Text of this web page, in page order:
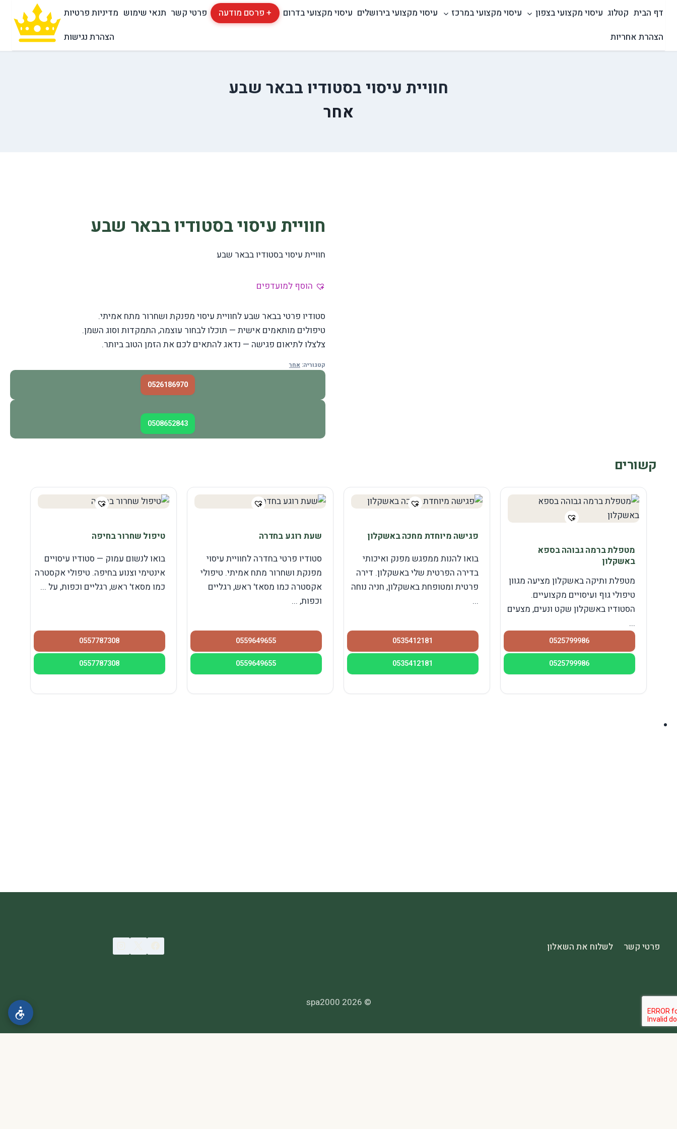
content
דף הבית קטלוג עיסוי מקצועי בצפון עיסוי מקצועי במרכז עיסוי מקצועי בירושלים עיסוי מקצועי בדרום + פרסם מודעה פרטי קשר תנאי שימוש מדיניות פרטיות
הצהרת אחריות
הצהרת נגישות
חוויית עיסוי בסטודיו בבאר שבע
אחר
חוויית עיסוי בסטודיו בבאר שבע
חוויית עיסוי בסטודיו בבאר שבע
הוסף למועדפים
סטודיו פרטי בבאר שבע לחוויית עיסוי מפנקת ושחרור מתח אמיתי.
טיפולים מותאמים אישית — תוכלו לבחור עוצמה, התמקדות וסוג השמן.
צלצלו לתיאום פגישה — נדאג להתאים לכם את הזמן הטוב ביותר.
קטגוריה:אחר
0526186970
0508652843
קשורים
מטפלת ברמה גבוהה בספא
באשקלון
מטפלת ותיקה באשקלון מציעה מגוון
טיפולי גוף ועיסויים מקצועיים.
הסטודיו באשקלון שקט ונעים, מצעים
...
0525799986
0525799986
פגישה מיוחדת מחכה באשקלון
בואו להנות ממפגש מפנק ואיכותי
בדירה הפרטית שלי באשקלון. דירה
פרטית ומטופחת באשקלון, חניה נוחה
...
0535412181
0535412181
שעת רוגע בחדרה
סטודיו פרטי בחדרה לחוויית עיסוי
מפנקת ושחרור מתח אמיתי. טיפולי
אקסטרה כמו מסאז' ראש, רגליים
וכפות, ...
0559649655
0559649655
טיפול שחרור בחיפה
בואו לנשום עמוק — סטודיו עיסויים
אינטימי וצנוע בחיפה. טיפולי אקסטרה
כמו מסאז' ראש, רגליים וכפות, על ...
0557787308
0557787308
פרטי קשר לשלוח את השאלון
© 2026 spa2000